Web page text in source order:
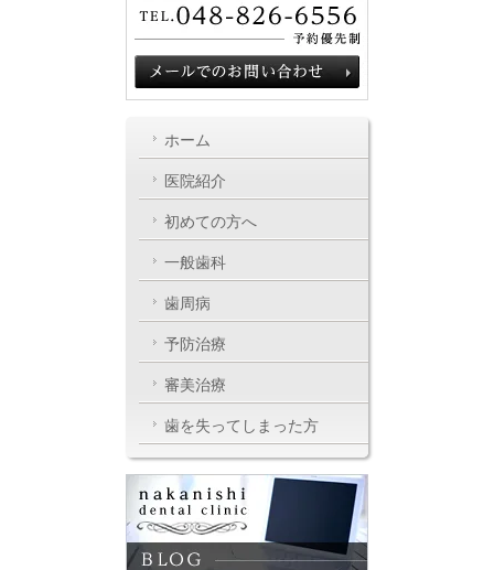
ホーム
医院紹介
初めての方へ
一般歯科
歯周病
予防治療
審美治療
歯を失ってしまった方